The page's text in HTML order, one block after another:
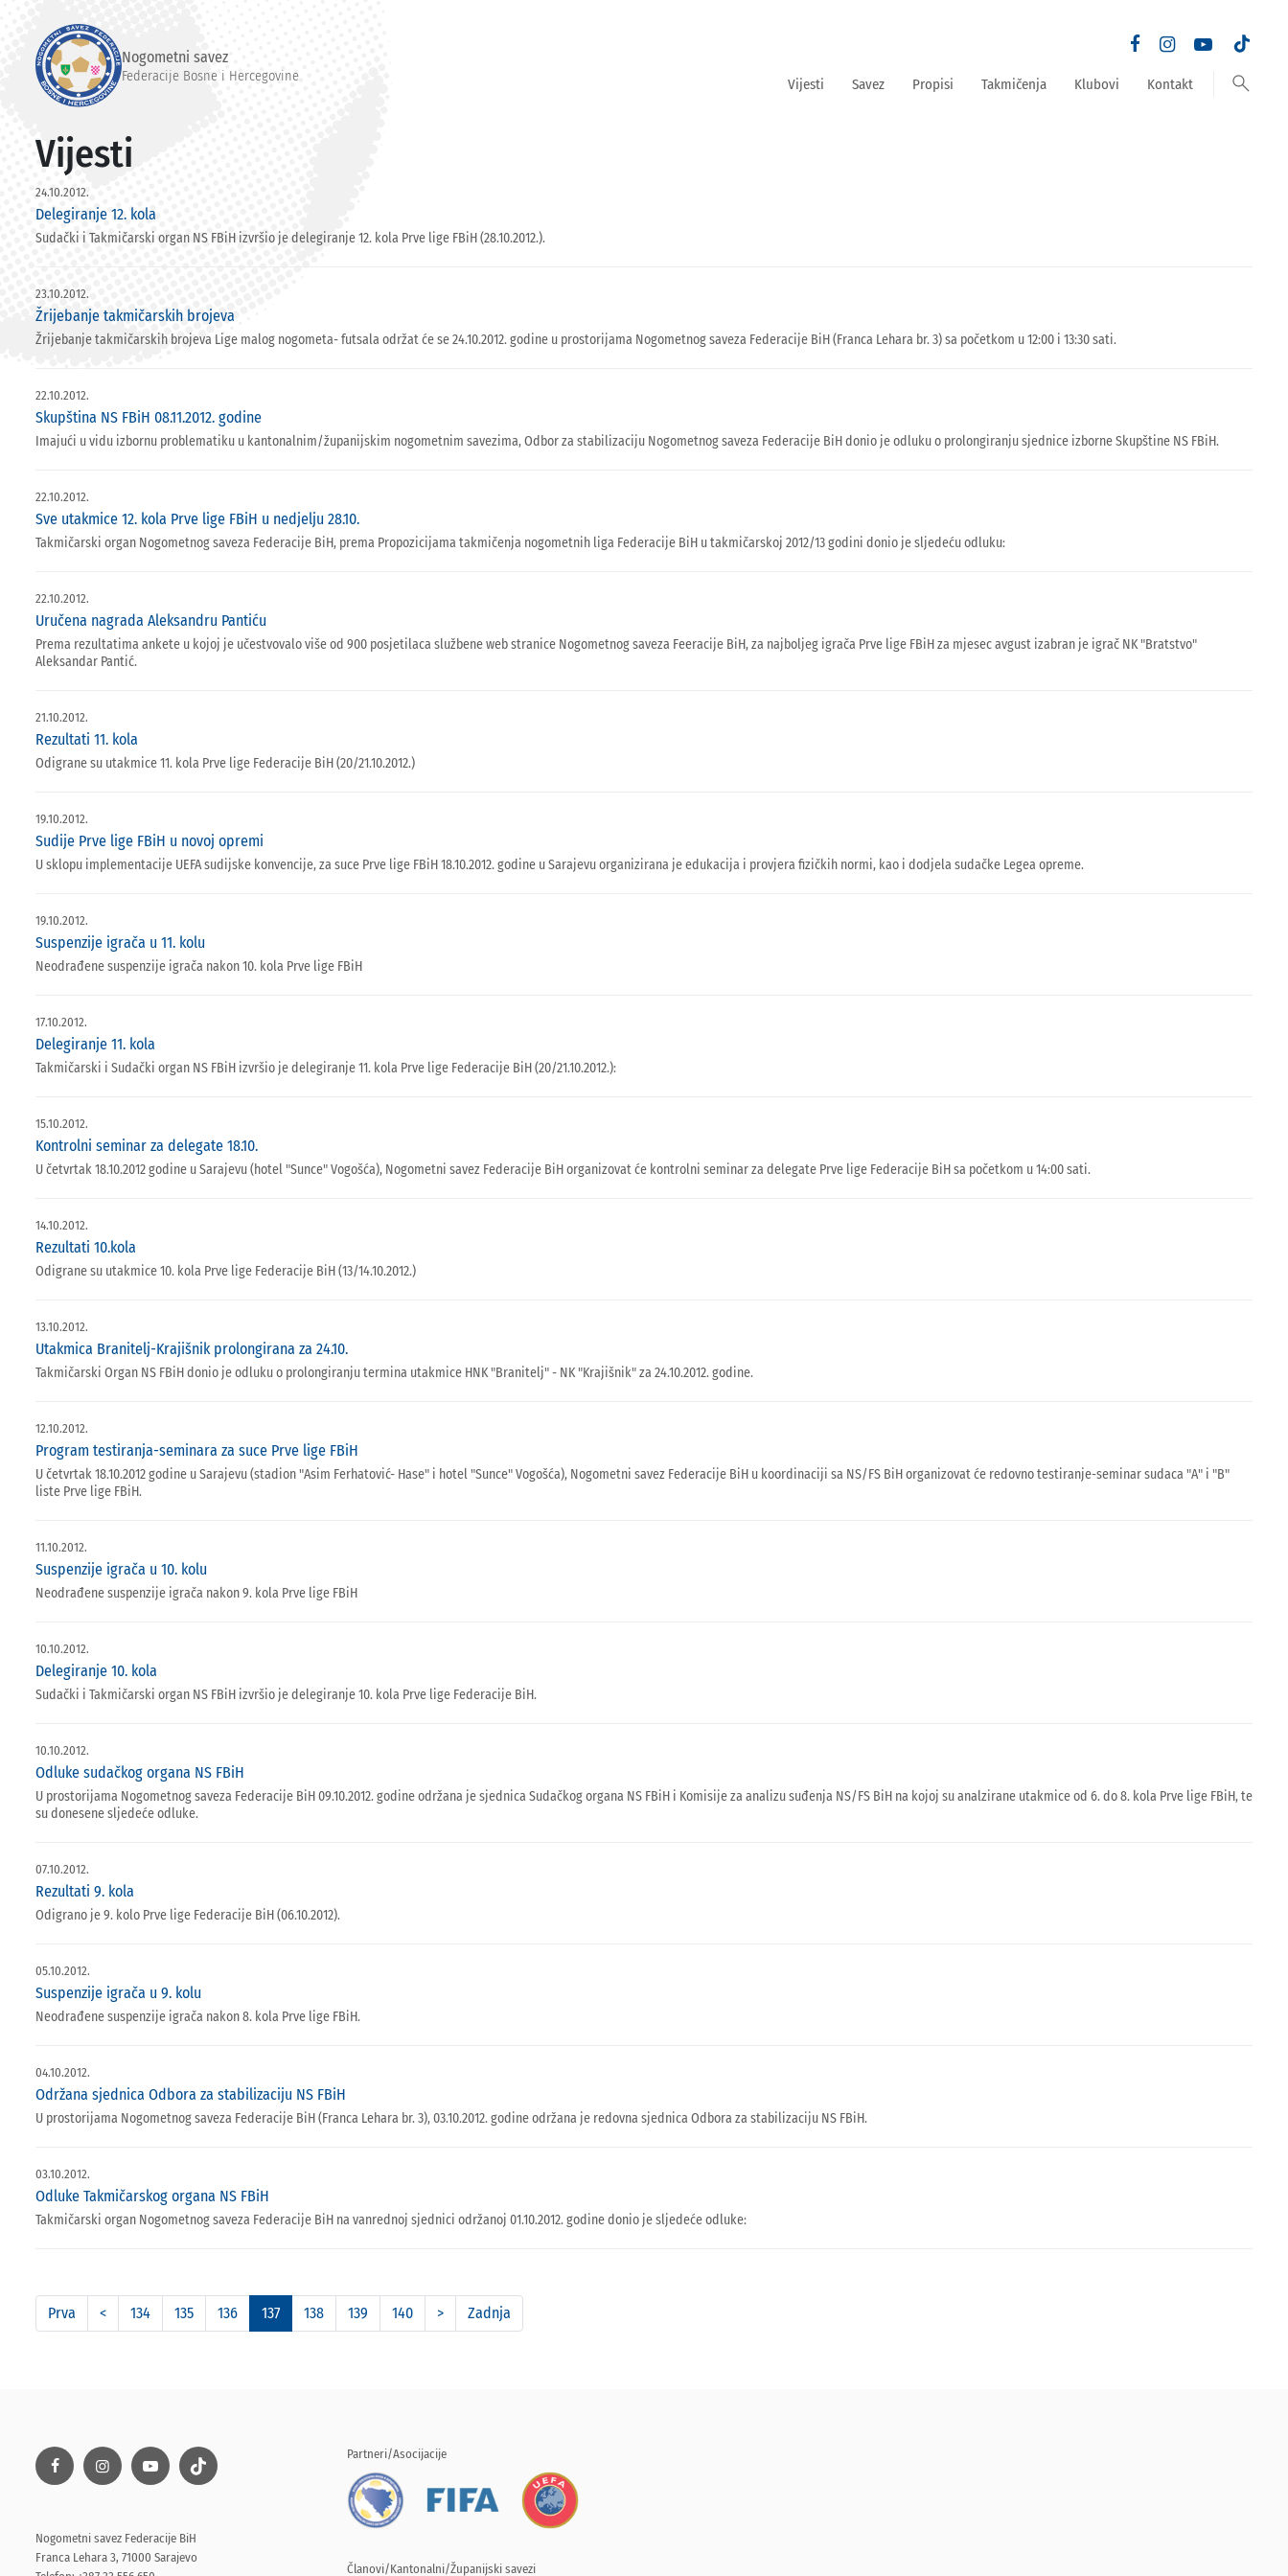
Nogometni savez
Federacije Bosne i Hercegovine Vijesti Savez Propisi Takmičenja Klubovi Kontakt search
Vijesti
24.10.2012.
Delegiranje 12. kola
Sudački i Takmičarski organ NS FBiH izvršio je delegiranje 12. kola Prve lige FBiH (28.10.2012.).
23.10.2012.
Žrijebanje takmičarskih brojeva
Žrijebanje takmičarskih brojeva Lige malog nogometa- futsala održat će se 24.10.2012. godine u prostorijama Nogometnog saveza Federacije BiH (Franca Lehara br. 3) sa početkom u 12:00 i 13:30 sati.
22.10.2012.
Skupština NS FBiH 08.11.2012. godine
Imajući u vidu izbornu problematiku u kantonalnim/županijskim nogometnim savezima, Odbor za stabilizaciju Nogometnog saveza Federacije BiH donio je odluku o prolongiranju sjednice izborne Skupštine NS FBiH.
22.10.2012.
Sve utakmice 12. kola Prve lige FBiH u nedjelju 28.10.
Takmičarski organ Nogometnog saveza Federacije BiH, prema Propozicijama takmičenja nogometnih liga Federacije BiH u takmičarskoj 2012/13 godini donio je sljedeću odluku:
22.10.2012.
Uručena nagrada Aleksandru Pantiću
Prema rezultatima ankete u kojoj je učestvovalo više od 900 posjetilaca službene web stranice Nogometnog saveza Feeracije BiH, za najboljeg igrača Prve lige FBiH za mjesec avgust izabran je igrač NK "Bratstvo"
Aleksandar Pantić.
21.10.2012.
Rezultati 11. kola
Odigrane su utakmice 11. kola Prve lige Federacije BiH (20/21.10.2012.)
19.10.2012.
Sudije Prve lige FBiH u novoj opremi
U sklopu implementacije UEFA sudijske konvencije, za suce Prve lige FBiH 18.10.2012. godine u Sarajevu organizirana je edukacija i provjera fizičkih normi, kao i dodjela sudačke Legea opreme.
19.10.2012.
Suspenzije igrača u 11. kolu
Neodrađene suspenzije igrača nakon 10. kola Prve lige FBiH
17.10.2012.
Delegiranje 11. kola
Takmičarski i Sudački organ NS FBiH izvršio je delegiranje 11. kola Prve lige Federacije BiH (20/21.10.2012.):
15.10.2012.
Kontrolni seminar za delegate 18.10.
U četvrtak 18.10.2012 godine u Sarajevu (hotel "Sunce" Vogošća), Nogometni savez Federacije BiH organizovat će kontrolni seminar za delegate Prve lige Federacije BiH sa početkom u 14:00 sati.
14.10.2012.
Rezultati 10.kola
Odigrane su utakmice 10. kola Prve lige Federacije BiH (13/14.10.2012.)
13.10.2012.
Utakmica Branitelj-Krajišnik prolongirana za 24.10.
Takmičarski Organ NS FBiH donio je odluku o prolongiranju termina utakmice HNK "Branitelj" - NK "Krajišnik" za 24.10.2012. godine.
12.10.2012.
Program testiranja-seminara za suce Prve lige FBiH
U četvrtak 18.10.2012 godine u Sarajevu (stadion "Asim Ferhatović- Hase" i hotel "Sunce" Vogošća), Nogometni savez Federacije BiH u koordinaciji sa NS/FS BiH organizovat će redovno testiranje-seminar sudaca "A" i "B"
liste Prve lige FBiH.
11.10.2012.
Suspenzije igrača u 10. kolu
Neodrađene suspenzije igrača nakon 9. kola Prve lige FBiH
10.10.2012.
Delegiranje 10. kola
Sudački i Takmičarski organ NS FBiH izvršio je delegiranje 10. kola Prve lige Federacije BiH.
10.10.2012.
Odluke sudačkog organa NS FBiH
U prostorijama Nogometnog saveza Federacije BiH 09.10.2012. godine održana je sjednica Sudačkog organa NS FBiH i Komisije za analizu suđenja NS/FS BiH na kojoj su analzirane utakmice od 6. do 8. kola Prve lige FBiH, te
su donesene sljedeće odluke.
07.10.2012.
Rezultati 9. kola
Odigrano je 9. kolo Prve lige Federacije BiH (06.10.2012).
05.10.2012.
Suspenzije igrača u 9. kolu
Neodrađene suspenzije igrača nakon 8. kola Prve lige FBiH.
04.10.2012.
Održana sjednica Odbora za stabilizaciju NS FBiH
U prostorijama Nogometnog saveza Federacije BiH (Franca Lehara br. 3), 03.10.2012. godine održana je redovna sjednica Odbora za stabilizaciju NS FBiH.
03.10.2012.
Odluke Takmičarskog organa NS FBiH
Takmičarski organ Nogometnog saveza Federacije BiH na vanrednoj sjednici održanoj 01.10.2012. godine donio je sljedeće odluke:
Prva < 134 135 136 137 138 139 140 > Zadnja
Nogometni savez Federacije BiH
Franca Lehara 3, 71000 Sarajevo
Partneri/Asocijacije
Članovi/Kantonalni/Županijski savezi